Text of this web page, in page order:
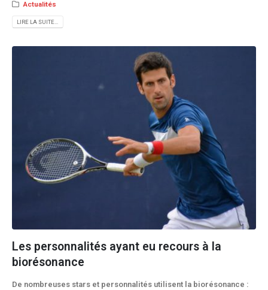
Actualités
LIRE LA SUITE...
Les personnalités ayant eu recours à la
biorésonance
De nombreuses stars et personnalités utilisent la biorésonance :